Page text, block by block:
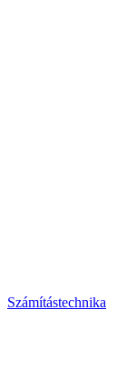
Számítástechnika